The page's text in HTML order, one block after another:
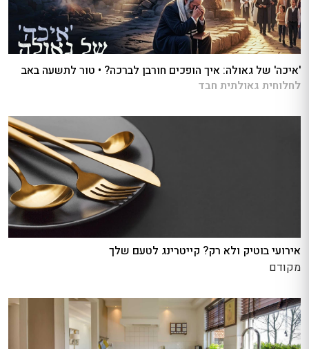
'איכה' של גאולה: איך הופכים חורבן לברכה? • טור לתשעה באב
לחלוחית גאולתית חבד
אירועי בוטיק ולא רק? קייטרינג לטעם שלך
מקודם